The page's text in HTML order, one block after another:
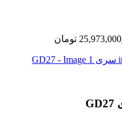
25,973,000 تومان